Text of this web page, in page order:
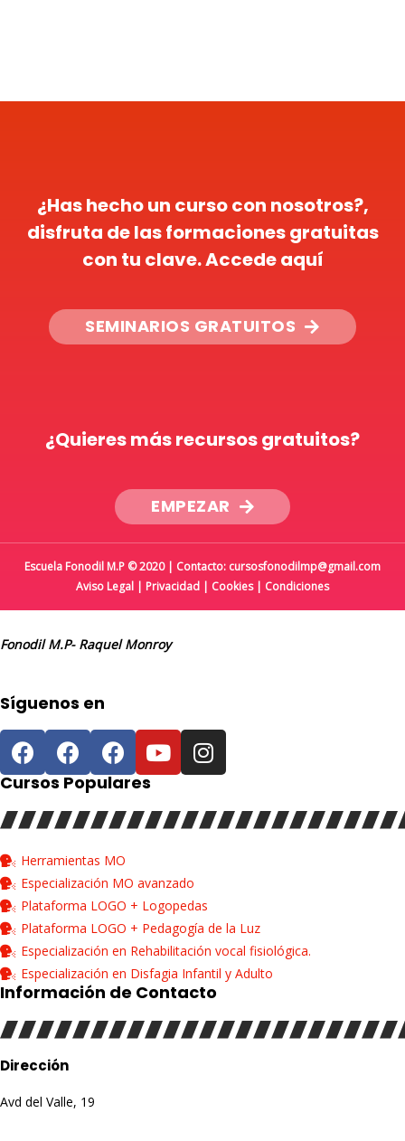
¿Has hecho un curso con nosotros?,
disfruta de las formaciones gratuitas
con tu clave. Accede aquí
SEMINARIOS GRATUITOS
¿Quieres más recursos gratuitos?
EMPEZAR
Escuela Fonodil M.P © 2020 | Contacto: cursosfonodilmp@gmail.com
Aviso Legal | Privacidad | Cookies| Condiciones
Fonodil M.P- Raquel Monroy
Síguenos en
Cursos Populares
Herramientas MO
Especialización MO avanzado
Plataforma LOGO + Logopedas
Plataforma LOGO + Pedagogía de la Luz
Especialización en Rehabilitación vocal fisiológica.
Especialización en Disfagia Infantil y Adulto
Información de Contacto
Dirección
Avd del Valle, 19